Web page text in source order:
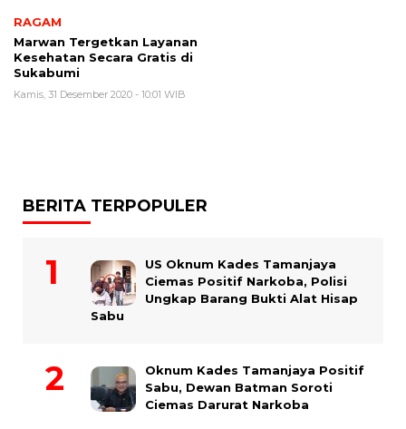
RAGAM
Marwan Tergetkan Layanan
Kesehatan Secara Gratis di
Sukabumi
Kamis, 31 Desember 2020 - 10:01 WIB
BERITA TERPOPULER
US Oknum Kades Tamanjaya
Ciemas Positif Narkoba, Polisi
Ungkap Barang Bukti Alat Hisap
Sabu
Oknum Kades Tamanjaya Positif
Sabu, Dewan Batman Soroti
Ciemas Darurat Narkoba